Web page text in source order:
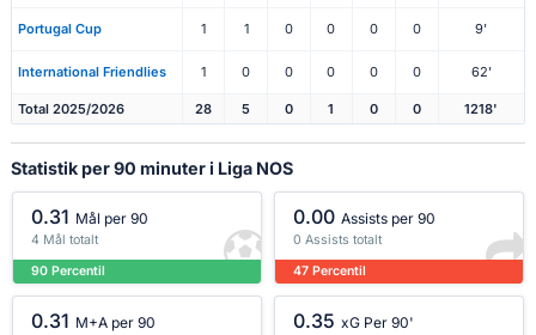
Portugal Cup 1 1 0 0 0 0 9'
International Friendlies 1 0 0 0 0 0 62'
Total 2025/2026 28 5 0 1 0 0 1218'
Statistik per 90 minuter i Liga NOS
0.31 Mål per 90
4 Mål totalt
90 Percentil
0.00 Assists per 90
0 Assists totalt
47 Percentil
0.31 M+A per 90 0.35 xG Per 90'